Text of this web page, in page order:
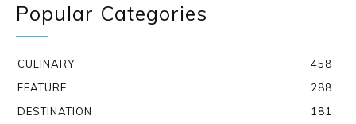
Popular Categories
CULINARY
458
FEATURE
288
DESTINATION
181